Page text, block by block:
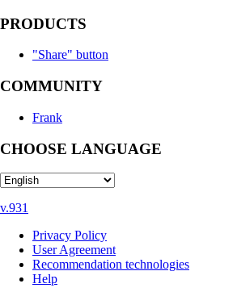
PRODUCTS
"Share" button
COMMUNITY
Frank
CHOOSE LANGUAGE
v.931
Privacy Policy
User Agreement
Recommendation technologies
Help